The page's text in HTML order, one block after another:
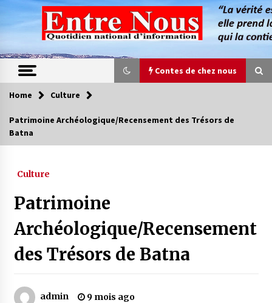
content
Contes de chez nous
Contes de chez nous
Magie de sorcier
4 ans ago
Oum el Gaïla / L’ogresse du M’zab
4 ans ago
Home Culture
Patrimoine Archéologique/Recensement des Trésors de
Batna
Culture
Patrimoine
Archéologique/Recensement
des Trésors de Batna
admin 9 mois ago